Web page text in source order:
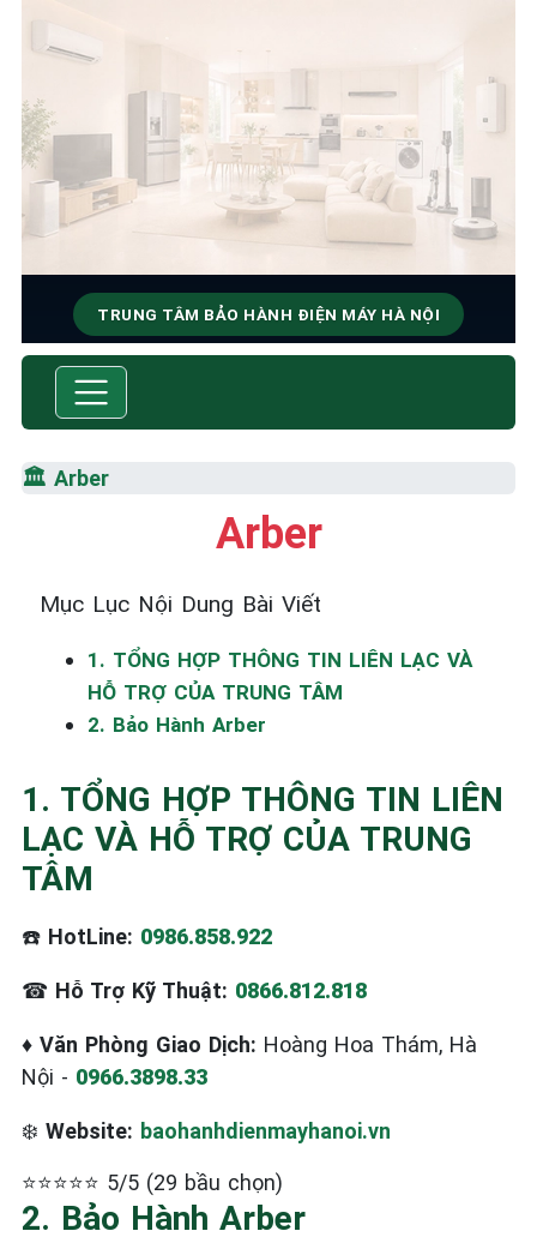
TRUNG TÂM BẢO HÀNH ĐIỆN MÁY HÀ NỘI
SỬA CHỮA & BẢO HÀNH
☎️ 09.86.85.89.22
🏛️ Arber
Arber
Mục Lục Nội Dung Bài Viết
1. TỔNG HỢP THÔNG TIN LIÊN LẠC VÀ
HỖ TRỢ CỦA TRUNG TÂM
2. Bảo Hành Arber
1. TỔNG HỢP THÔNG TIN LIÊN
LẠC VÀ HỖ TRỢ CỦA TRUNG
TÂM
☎️ HotLine: 0986.858.922
☎ Hỗ Trợ Kỹ Thuật: 0866.812.818
♦ Văn Phòng Giao Dịch: Hoàng Hoa Thám, Hà
Nội - 0966.3898.33
❄️ Website: baohanhdienmayhanoi.vn
⭐⭐⭐⭐⭐ 5/5 (29 bầu chọn)
2. Bảo Hành Arber